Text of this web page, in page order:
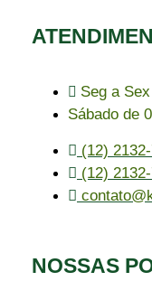
Seg a
Sábado de
(12)
(12)
NOSSAS